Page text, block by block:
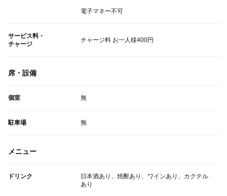
電子マネー不可
サービス料・
チャージ
チャージ料 お一人様400円
席・設備
個室 無
駐車場 無
メニュー
ドリンク
日本酒あり、焼酎あり、ワインあり、カクテル
あり